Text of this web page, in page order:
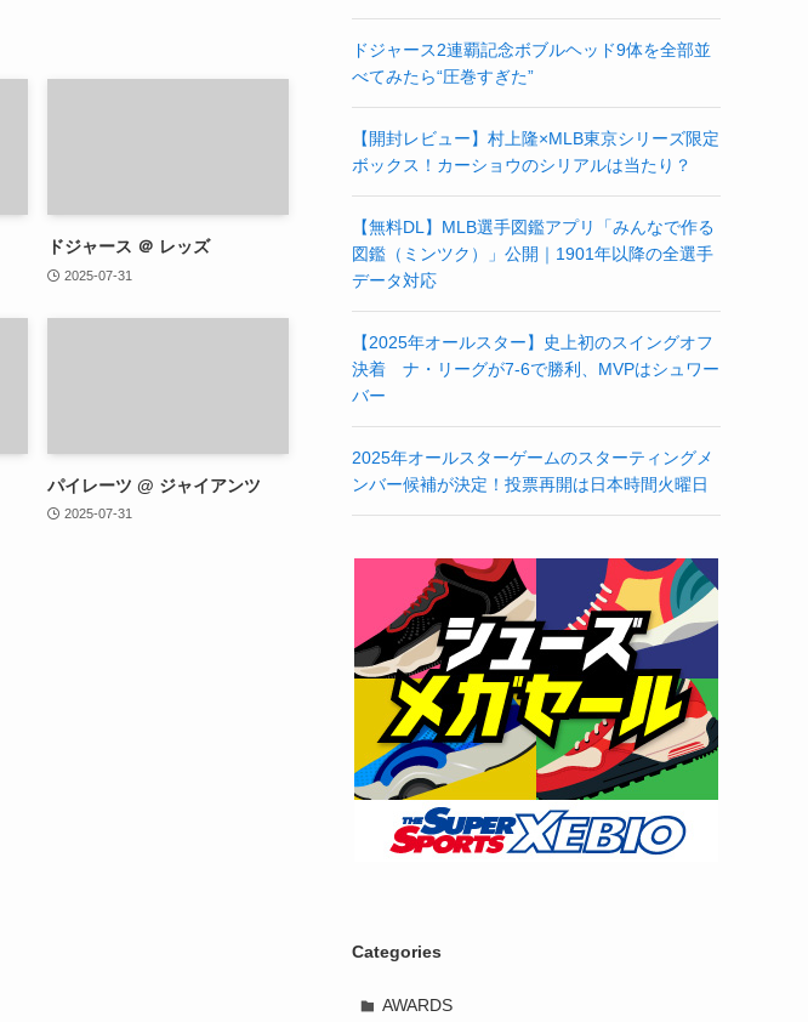
ドジャース ＠ レッズ
2025-07-31
パイレーツ @ ジャイアンツ
2025-07-31
ドジャース2連覇記念ボブルヘッド9体を全部並
べてみたら“圧巻すぎた”
【開封レビュー】村上隆×MLB東京シリーズ限定
ボックス！カーショウのシリアルは当たり？
【無料DL】MLB選手図鑑アプリ「みんなで作る
図鑑（ミンツク）」公開｜1901年以降の全選手
データ対応
【2025年オールスター】史上初のスイングオフ
決着 ナ・リーグが7-6で勝利、MVPはシュワー
バー
2025年オールスターゲームのスターティングメ
ンバー候補が決定！投票再開は日本時間火曜日
Categories
AWARDS